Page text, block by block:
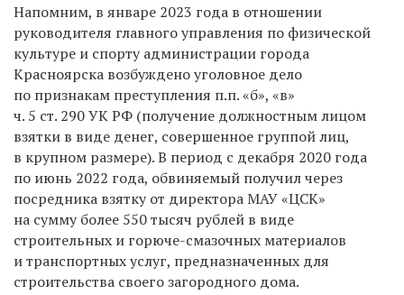
Напомним, в январе 2023 года в отношении
руководителя главного управления по физической
культуре и спорту администрации города
Красноярска возбуждено уголовное дело
по признакам преступления п.п. «б», «в»
ч. 5 ст. 290 УК РФ (получение должностным лицом
взятки в виде денег, совершенное группой лиц,
в крупном размере). В период с декабря 2020 года
по июнь 2022 года, обвиняемый получил через
посредника взятку от директора МАУ «ЦСК»
на сумму более 550 тысяч рублей в виде
строительных и горюче-смазочных материалов
и транспортных услуг, предназначенных для
строительства своего загородного дома.